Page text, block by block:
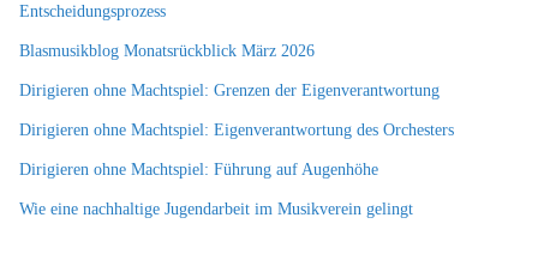
Entscheidungsprozess
Blasmusikblog Monatsrückblick März 2026
Dirigieren ohne Machtspiel: Grenzen der Eigenverantwortung
Dirigieren ohne Machtspiel: Eigenverantwortung des Orchesters
Dirigieren ohne Machtspiel: Führung auf Augenhöhe
Wie eine nachhaltige Jugendarbeit im Musikverein gelingt